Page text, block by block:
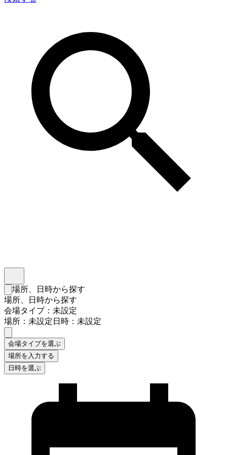
検索フォームを閉じる
場所、日時から探す
場所、日時から探す
会場タイプ：未設定
場所：未設定日時：未設定
会場タイプを選ぶ
場所を入力する
日時を選ぶ